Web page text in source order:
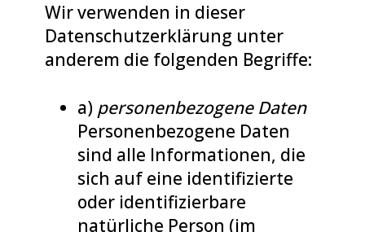
Wir verwenden in dieser
Datenschutzerklärung unter
anderem die folgenden Begriffe:
a) personenbezogene Daten
Personenbezogene Daten
sind alle Informationen, die
sich auf eine identifizierte
oder identifizierbare
natürliche Person (im